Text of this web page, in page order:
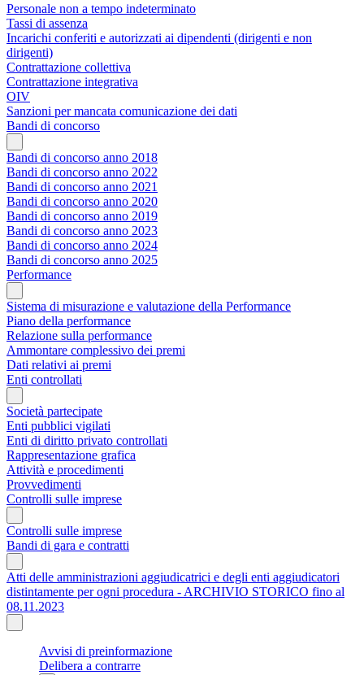
Personale non a tempo indeterminato
Tassi di assenza
Incarichi conferiti e autorizzati ai dipendenti (dirigenti e non
dirigenti)
Contrattazione collettiva
Contrattazione integrativa
OIV
Sanzioni per mancata comunicazione dei dati
Bandi di concorso
Bandi di concorso anno 2018
Bandi di concorso anno 2022
Bandi di concorso anno 2021
Bandi di concorso anno 2020
Bandi di concorso anno 2019
Bandi di concorso anno 2023
Bandi di concorso anno 2024
Bandi di concorso anno 2025
Performance
Sistema di misurazione e valutazione della Performance
Piano della performance
Relazione sulla performance
Ammontare complessivo dei premi
Dati relativi ai premi
Enti controllati
Società partecipate
Enti pubblici vigilati
Enti di diritto privato controllati
Rappresentazione grafica
Attività e procedimenti
Provvedimenti
Controlli sulle imprese
Controlli sulle imprese
Bandi di gara e contratti
Atti delle amministrazioni aggiudicatrici e degli enti aggiudicatori
distintamente per ogni procedura - ARCHIVIO STORICO fino al
08.11.2023
Avvisi di preinformazione
Delibera a contrarre